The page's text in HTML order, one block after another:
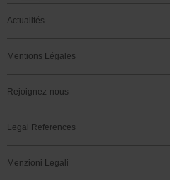
Actualités
Mentions Légales
Rejoignez-nous
Legal References
Menzioni Legali